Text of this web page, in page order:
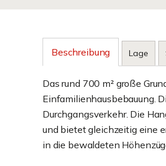
Beschreibung Lage
Das rund 700 m² große
Einfamilienhausbebauung.
Durchgangsverkehr. Die
und bietet gleichzeitig eine
in die bewaldeten